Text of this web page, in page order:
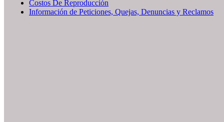
Costos De Reproducción
Información de Peticiones, Quejas, Denuncias y Reclamos